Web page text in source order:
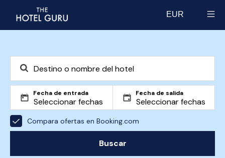
EUR
Fecha de entrada Fecha de salida
Compara ofertas en Booking.com
Buscar